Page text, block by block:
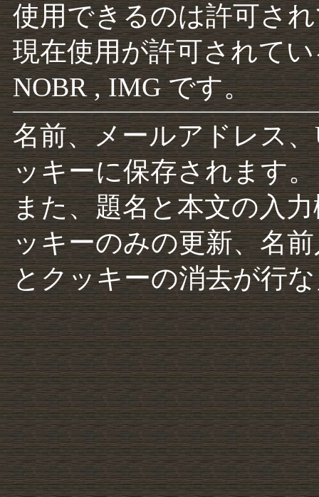
使用できるのは許可さ
現在使用が許可されて
NOBR , IMG です。
名前、メールアドレス
ッキーに保存されます。
また、題名と本文の入
ッキーのみの更新、名
とクッキーの消去が行